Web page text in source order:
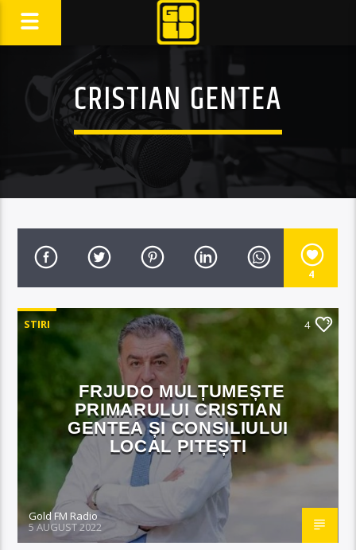
CRISTIAN GENTEA
4
STIRI 4
FRJUDO MULȚUMEȘTE
PRIMARULUI CRISTIAN
GENTEA ȘI CONSILIULUI
LOCAL PITEȘTI
Gold FM Radio
5 AUGUST 2022